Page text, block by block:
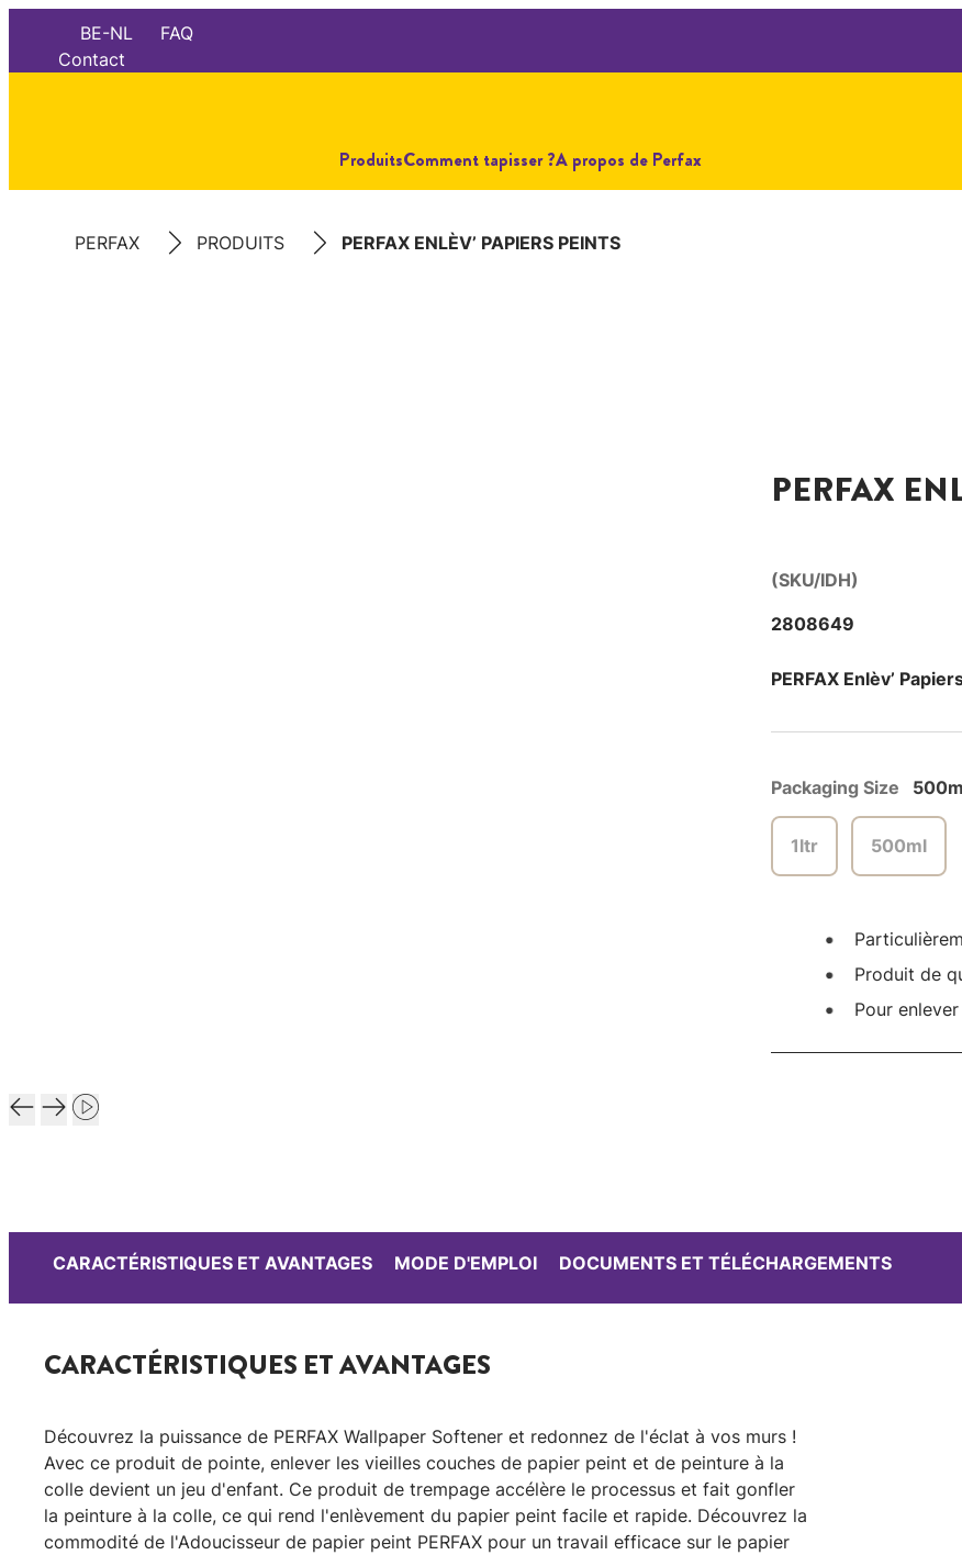
BE-NL
FAQ
Contact
ProduitsComment tapisser ?A propos de Perfax
PERFAX PRODUITS PERFAX ENLÈV’ PAPIERS PEINTS
PERFAX
(SKU/IDH)
2808649
PERFAX Enlèv’
Packaging Size
1ltr 500ml
Produit de
Pour
CARACTÉRISTIQUES ET AVANTAGES MODE D'EMPLOI DOCUMENTS ET TÉLÉCHARGEMENTS
CARACTÉRISTIQUES ET AVANTAGES
Découvrez la puissance de PERFAX Wallpaper Softener et redonnez de l'éclat à vos murs !
Avec ce produit de pointe, enlever les vieilles couches de papier peint et de peinture à la
colle devient un jeu d'enfant. Ce produit de trempage accélère le processus et fait gonfler
la peinture à la colle, ce qui rend l'enlèvement du papier peint facile et rapide. Découvrez la
commodité de l'Adoucisseur de papier peint PERFAX pour un travail efficace sur le papier